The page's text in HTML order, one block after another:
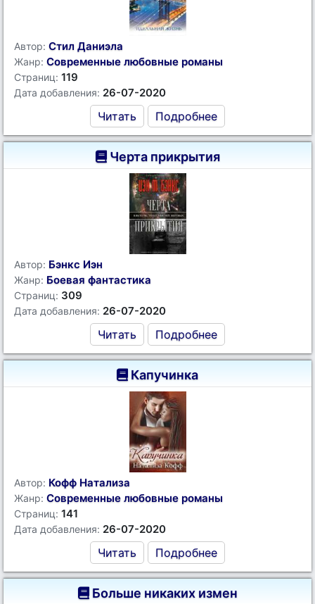
Автор: Стил Даниэла
Жанр: Современные любовные романы
Страниц: 119
Дата добавления: 26-07-2020
Читать Подробнее
Черта прикрытия
Автор: Бэнкс Иэн
Жанр: Боевая фантастика
Страниц: 309
Дата добавления: 26-07-2020
Читать Подробнее
Капучинка
Автор: Кофф Натализа
Жанр: Современные любовные романы
Страниц: 141
Дата добавления: 26-07-2020
Читать Подробнее
Больше никаких измен